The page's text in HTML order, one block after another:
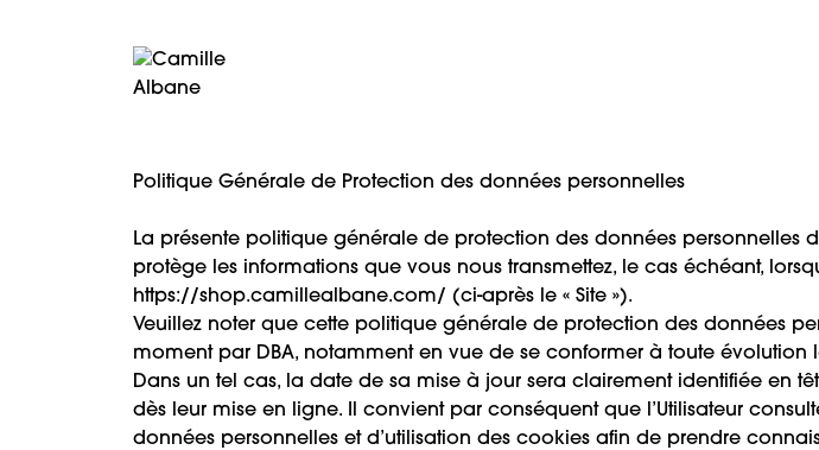
Politique Générale de Protection des données personnelles
La présente politique générale de protection des données personnelles
protège les informations que vous nous transmettez, le cas échéant,
https://shop.camillealbane.com/ (ci-après le « Site »).
Veuillez noter que cette politique générale de protection des données
moment par DBA, notamment en vue de se conformer à toute
Dans un tel cas, la date de sa mise à jour sera clairement identifiée en
dès leur mise en ligne. Il convient par conséquent que l’Utilisateur
données personnelles et d’utilisation des cookies afin de prendre